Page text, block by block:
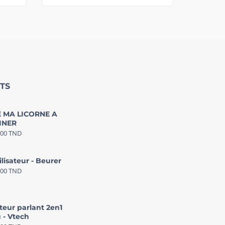
MA LICORNE A
TND
- Beurer
TND
parlant 2en1
- Vtech